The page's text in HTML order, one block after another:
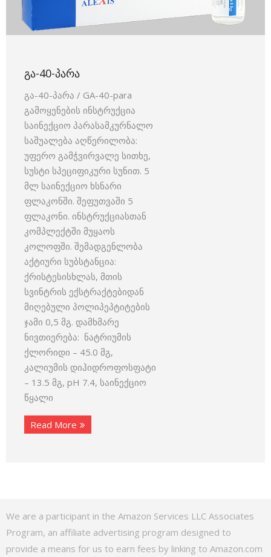
ᲒᲐ-40-ᲞᲐᲠᲐ
გა-40-პარა / GA-40-para
გამოყენების ინსტრუქცია
საინექციო პარასამკურნალო
საშუალება აღწერილობა:
უფერო გამჭვირვალე სითხე,
სუსტი სპეციფიკური სუნით. 5
მლ საინექციო ხსნარი
ფლაკონში. შეფუთვაში 5
ფლაკონი. ინსტრუქციასთან
კომპლექტში მუყაოს
კოლოფში. შემადგენლობა
აქტიური სუბსტანცია:
ქრისტესისხლას, მთის
სვინტრის ექსტრაქტებიდან
მიღებული პოლიპეპტიტების
ჯამი 0,5 მგ. დამხმარე
ნივთიერება: ნატრიუმის
ქლორიდი – 45.0 მგ,
კალიუმის დიჰიდროფოსფატი
– 13.5 მგ, pH 7.4, საინექციო
წყალი
Read More
We are a participant in the Amazon Services LLC Associates
Program, an affiliate advertising program designed to
provide a means for us to earn fees by linking to Amazon.com